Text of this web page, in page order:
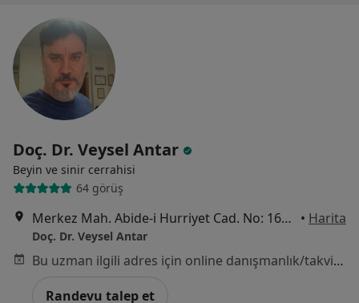
Doç. Dr. Veysel Antar
Beyin ve sinir cerrahisi
64 görüş
Merkez Mah. Abide-i Hurriyet Cad. No: 166, İstanbul • Harita
Doç. Dr. Veysel Antar
Bu uzman ilgili adres için online danışmanlık/takvim sunmuyor.
Randevu talep et